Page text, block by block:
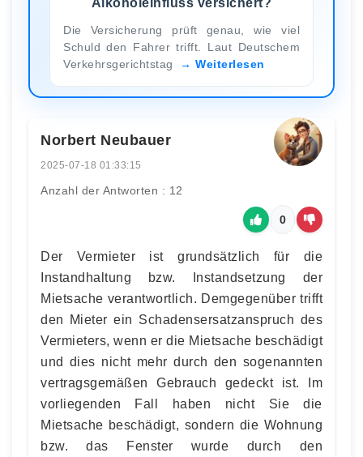
Alkoholeinfluss versichert?
Die Versicherung prüft genau, wie viel
Schuld den Fahrer trifft. Laut Deutschem
Verkehrsgerichtstag
Weiterlesen
Norbert Neubauer
2025-07-18 01:33:15
Anzahl der Antworten : 12
0
Der Vermieter ist grundsätzlich für die
Instandhaltung bzw. Instandsetzung der
Mietsache verantwortlich. Demgegenüber trifft
den Mieter ein Schadensersatzanspruch des
Vermieters, wenn er die Mietsache beschädigt
und dies nicht mehr durch den sogenannten
vertragsgemäßen Gebrauch gedeckt ist. Im
vorliegenden Fall haben nicht Sie die
Mietsache beschädigt, sondern die Wohnung
bzw. das Fenster wurde durch den